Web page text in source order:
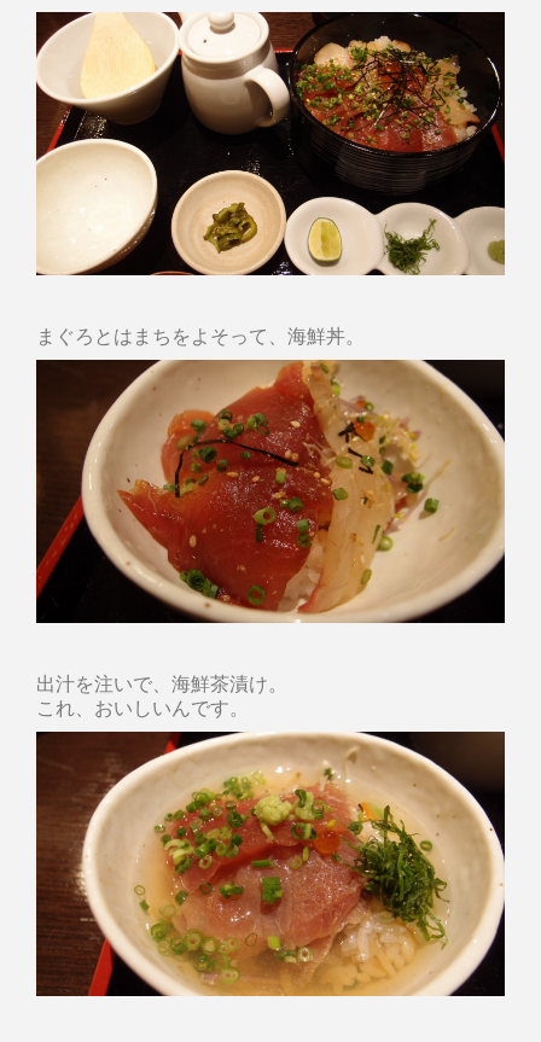
まぐろとはまちをよそって、海鮮丼。
出汁を注いで、海鮮茶漬け。
これ、おいしいんです。